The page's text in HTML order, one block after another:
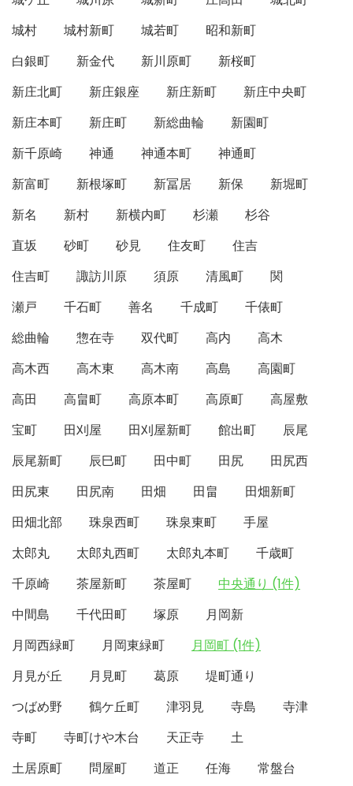
城村
城村新町 城若町
昭和新町
白銀町
新金代 新川原町
新桜町
新庄北町
新庄銀座 新庄新町
新庄中央町
新庄本町
新庄町 新総曲輪
新園町
新千原崎
神通 神通本町
神通町
新富町
新根塚町 新冨居 新保
新堀町
新名
新村 新横内町 杉瀬
杉谷
直坂
砂町 砂見 住友町
住吉
住吉町
諏訪川原 須原 清風町
関
瀬戸
千石町 善名 千成町
千俵町
総曲輪
惣在寺 双代町 高内
高木
高木西
高木東 高木南 高島
高園町
高田
高畠町 高原本町 高原町
高屋敷
宝町
田刈屋 田刈屋新町 館出町
辰尾
辰尾新町
辰巳町 田中町 田尻
田尻西
田尻東
田尻南 田畑 田畠
田畑新町
田畑北部
珠泉西町 珠泉東町
手屋
太郎丸
太郎丸西町 太郎丸本町
千歳町
千原崎
茶屋新町 茶屋町
中央通り (1件)
中間島
千代田町 塚原
月岡新
月岡西緑町
月岡東緑町
月岡町 (1件)
月見が丘
月見町 葛原
堤町通り
つばめ野
鶴ケ丘町 津羽見 寺島
寺津
寺町
寺町けや木台 天正寺
土
土居原町
問屋町 道正 任海
常盤台